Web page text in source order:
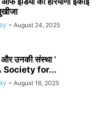
- August 24, 2025
और उनकी संस्था ‘
Society for...
- August 16, 2025